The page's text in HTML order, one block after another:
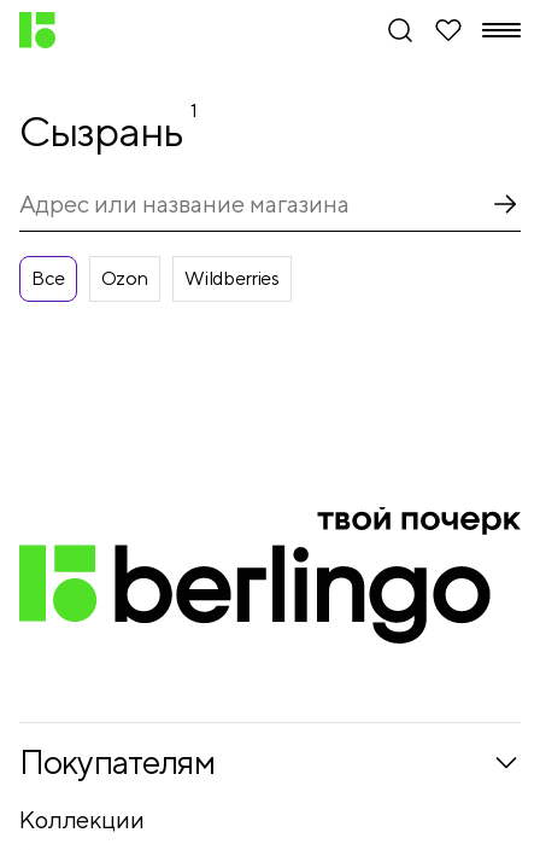
Сызрань 1
Все Ozon Wildberries
Покупателям
Коллекции